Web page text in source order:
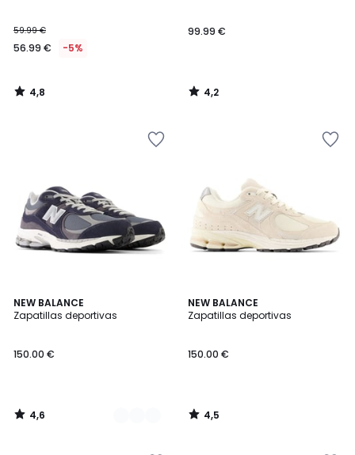
59.99 €
56.99 € -5%
4,8
/
99.99 €
4,2
/
NEW BALANCE
Zapatillas deportivas
150.00 €
4,6
/ 5
3
Colores
4,6
/
NEW BALANCE
Zapatillas deportivas
150.00 €
4,5
/ 5
4,5
/